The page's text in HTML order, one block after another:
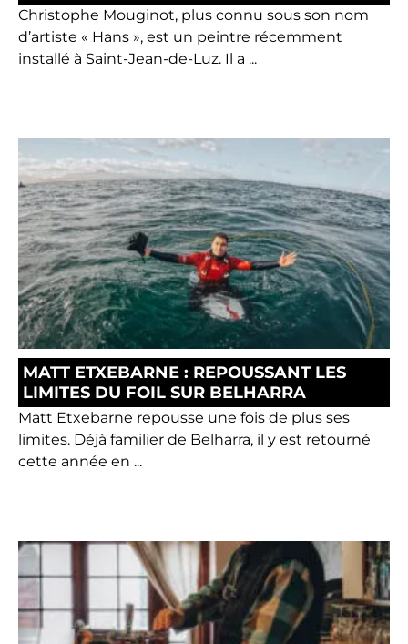
Christophe Mouginot, plus connu sous son nom
d’artiste « Hans », est un peintre récemment
installé à Saint-Jean-de-Luz. Il a ...
MATT ETXEBARNE : REPOUSSANT LES
LIMITES DU FOIL SUR BELHARRA
Matt Etxebarne repousse une fois de plus ses
limites. Déjà familier de Belharra, il y est retourné
cette année en ...